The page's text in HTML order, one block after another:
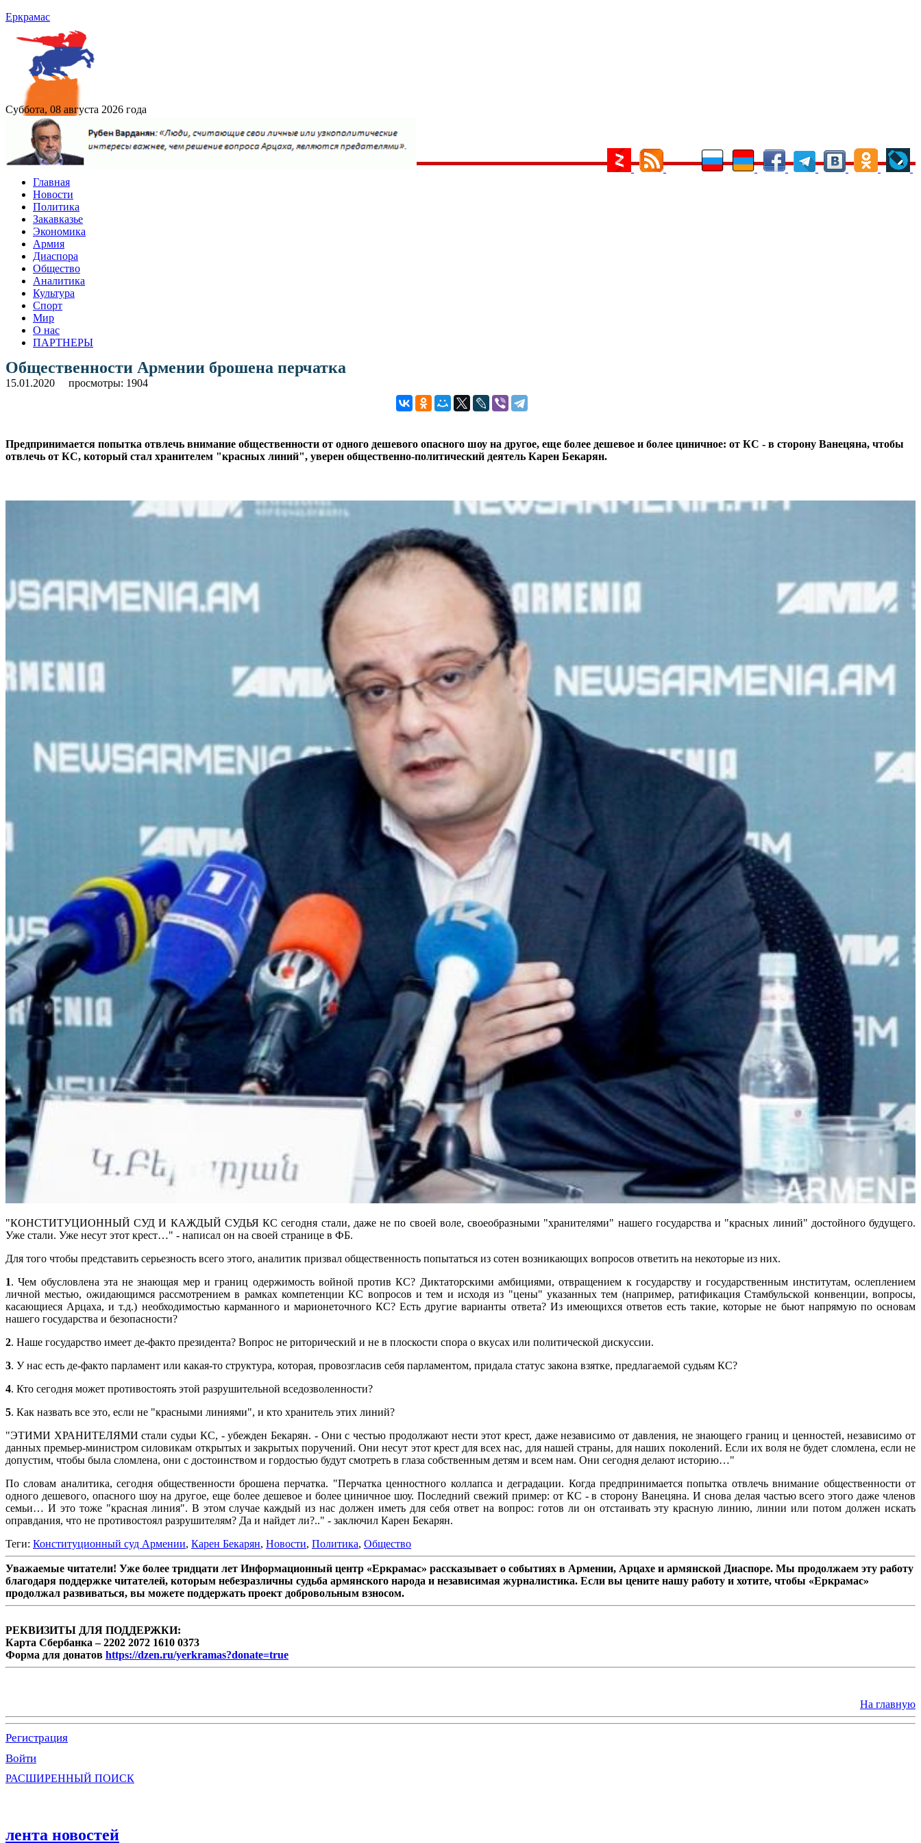
Еркрамас
Суббота, 08 августа 2026 года
Главная
Новости
Политика
Закавказье
Экономика
Армия
Диаспора
Общество
Аналитика
Культура
Спорт
Мир
О нас
ПАРТНЕРЫ
Общественности Армении брошена перчатка
15.01.2020 просмотры: 1904
Предпринимается попытка отвлечь внимание общественности от одного дешевого опасного шоу на другое, еще более дешевое и более циничное: от КС - в сторону Ванецяна, чтобы
отвлечь от КС, который стал хранителем "красных линий", уверен общественно-политический деятель Карен Бекарян.
"КОНСТИТУЦИОННЫЙ СУД И КАЖДЫЙ СУДЬЯ КС сегодня стали, даже не по своей воле, своеобразными "хранителями" нашего государства и "красных линий" достойного будущего.
Уже стали. Уже несут этот крест…" - написал он на своей странице в ФБ.
Для того чтобы представить серьезность всего этого, аналитик призвал общественность попытаться из сотен возникающих вопросов ответить на некоторые из них.
1. Чем обусловлена эта не знающая мер и границ одержимость войной против КС? Диктаторскими амбициями, отвращением к государству и государственным институтам, ослеплением
личной местью, ожидающимся рассмотрением в рамках компетенции КС вопросов и тем и исходя из "цены" указанных тем (например, ратификация Стамбульской конвенции, вопросы,
касающиеся Арцаха, и т.д.) необходимостью карманного и марионеточного КС? Есть другие варианты ответа? Из имеющихся ответов есть такие, которые не бьют напрямую по основам
нашего государства и безопасности?
2. Наше государство имеет де-факто президента? Вопрос не риторический и не в плоскости спора о вкусах или политической дискуссии.
3. У нас есть де-факто парламент или какая-то структура, которая, провозгласив себя парламентом, придала статус закона взятке, предлагаемой судьям КС?
4. Кто сегодня может противостоять этой разрушительной вседозволенности?
5. Как назвать все это, если не "красными линиями", и кто хранитель этих линий?
"ЭТИМИ ХРАНИТЕЛЯМИ стали судьи КС, - убежден Бекарян. - Они с честью продолжают нести этот крест, даже независимо от давления, не знающего границ и ценностей, независимо от
данных премьер-министром силовикам открытых и закрытых поручений. Они несут этот крест для всех нас, для нашей страны, для наших поколений. Если их воля не будет сломлена, если не
допустим, чтобы была сломлена, они с достоинством и гордостью будут смотреть в глаза собственным детям и всем нам. Они сегодня делают историю…"
По словам аналитика, сегодня общественности брошена перчатка. "Перчатка ценностного коллапса и деградации. Когда предпринимается попытка отвлечь внимание общественности от
одного дешевого, опасного шоу на другое, еще более дешевое и более циничное шоу. Последний свежий пример: от КС - в сторону Ванецяна. И снова делая частью всего этого даже членов
семьи… И это тоже "красная линия". В этом случае каждый из нас должен иметь для себя ответ на вопрос: готов ли он отстаивать эту красную линию, линии или потом должен искать
оправдания, что не противостоял разрушителям? Да и найдет ли?.." - заключил Карен Бекарян.
Теги: Конституционный суд Армении, Карен Бекарян, Новости, Политика, Общество
Уважаемые читатели! Уже более тридцати лет Информационный центр «Еркрамас» рассказывает о событиях в Армении, Арцахе и армянской Диаспоре. Мы продолжаем эту работу
благодаря поддержке читателей, которым небезразличны судьба армянского народа и независимая журналистика. Если вы цените нашу работу и хотите, чтобы «Еркрамас»
продолжал развиваться, вы можете поддержать проект добровольным взносом.
РЕКВИЗИТЫ ДЛЯ ПОДДЕРЖКИ:
Карта Сбербанка – 2202 2072 1610 0373
Форма для донатов https://dzen.ru/yerkramas?donate=true
На главную
Регистрация
Войти
РАСШИРЕННЫЙ ПОИСК
лента новостей